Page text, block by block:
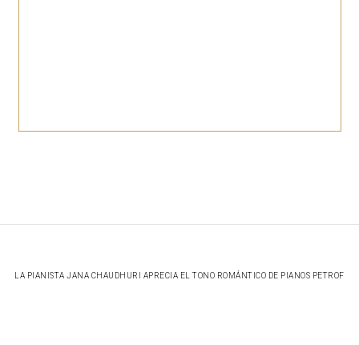
LA PIANISTA JANA CHAUDHURI APRECIA EL TONO ROMÁNTICO DE PIANOS PETROF